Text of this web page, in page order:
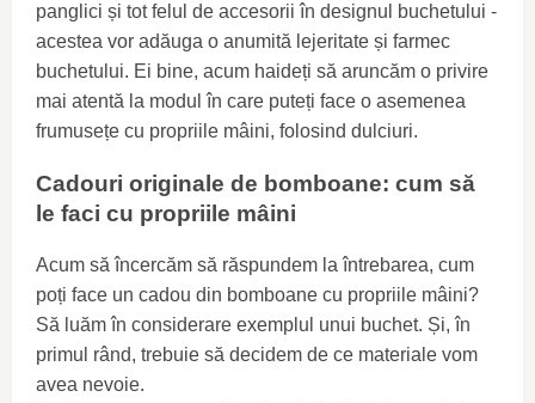
panglici și tot felul de accesorii în designul buchetului -
acestea vor adăuga o anumită lejeritate și farmec
buchetului. Ei bine, acum haideți să aruncăm o privire
mai atentă la modul în care puteți face o asemenea
frumusețe cu propriile mâini, folosind dulciuri.
Cadouri originale de bomboane: cum să
le faci cu propriile mâini
Acum să încercăm să răspundem la întrebarea, cum
poți face un cadou din bomboane cu propriile mâini?
Să luăm în considerare exemplul unui buchet. Și, în
primul rând, trebuie să decidem de ce materiale vom
avea nevoie.